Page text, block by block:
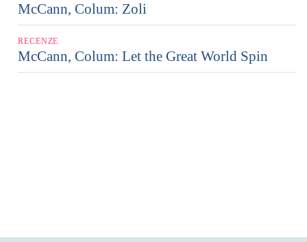
McCann, Colum: Zoli
RECENZE
McCann, Colum: Let the Great World Spin